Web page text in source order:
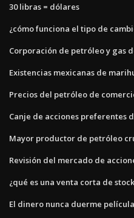
30 libras = dólares
¿cómo funciona el tipo de
Corporación de petróleo y gas
Existencias mexicanas de
Precios del petróleo de
Canje de acciones preferentes
Mayor productor de petróleo
Revisión del mercado de
¿qué es una venta corta de
El dinero nunca duerme